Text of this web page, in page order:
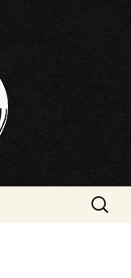
ーメン屋
かつ)のブ
グです
検